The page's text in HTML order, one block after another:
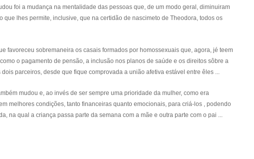
foi a mudança na mentalidade das pessoas que, de um modo geral, diminuiram
que lhes permite, inclusive, que na certidão de nascimeto de Theodora, todos os
favoreceu sobremaneira os casais formados por homossexuais que, agora, jé teem
o pagamento de pensão, a inclusão nos planos de saúde e os direitos sôbre a
parceiros, desde que fique comprovada a união afetiva estável entre êles ...
mudou e, ao invés de ser sempre uma prioridade da mulher, como era
melhores condições, tanto financeiras quanto emocionais, para criá-los , podendo
na qual a criança passa parte da semana com a mãe e outra parte com o pai ...